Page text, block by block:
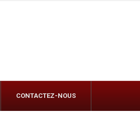
CONTACTEZ-NOUS